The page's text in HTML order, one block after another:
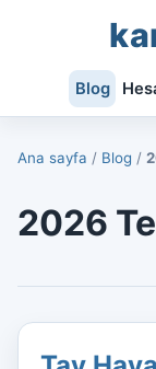
Blog
Ana sayfa / Blog /
2026